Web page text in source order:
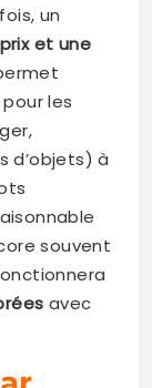
un
prix et une
les
d’objets) à
souvent
avec